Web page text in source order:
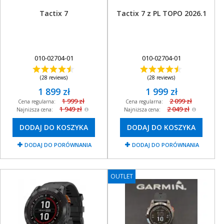
Tactix 7
010-02704-01
(28 reviews)
1 899 zł
Cena regularna: 1 999 zł
Najniższa cena: 1 949 zł
DODAJ DO KOSZYKA
DODAJ DO PORÓWNANIA
Tactix 7 z PL TOPO 2026.1
010-02704-01
(28 reviews)
1 999 zł
Cena regularna: 2 099 zł
Najniższa cena: 2 049 zł
DODAJ DO KOSZYKA
DODAJ DO PORÓWNANIA
OUTLET